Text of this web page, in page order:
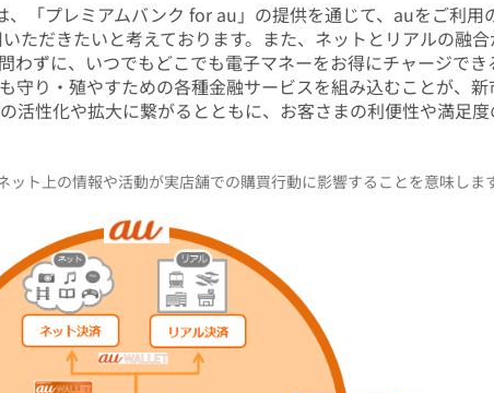
「プレミアムバンク for au」の提供を通じて、auをご利用
ただきたいと考えております。また、ネットとリアルの融
ずに、いつでもどこでも電子マネーをお得にチャージでき
守り・殖やすための各種金融サービスを組み込むことが、
活性化や拡大に繋がるとともに、お客さまの利便性や満足
ト上の情報や活動が実店舗での購買行動に影響することを意味します